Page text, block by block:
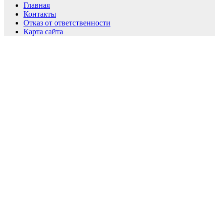
Главная
Контакты
Отказ от ответственности
Карта сайта